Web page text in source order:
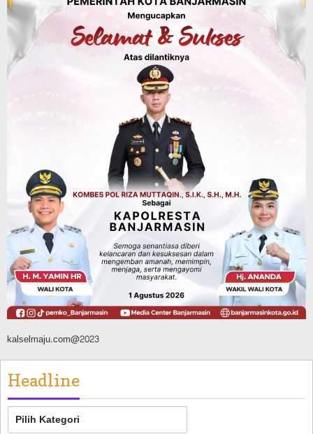
Agustus 8, 2026
Sosial & Keagamaan
Hari Pramuka ke-65, Kwarcab
Banjarmasin Ziarah ke Makam Pangeran
Antasari dan Gelar Ulang Janji
Advertorial Dinas Kehutanan Kalsel
Api Sempat Berkobar, Karhutla di
Tahura Sultan Adam Berhasil
Dikendalikan
Agustus 8, 2026
kalselmaju.com@2023
Headline
Headline